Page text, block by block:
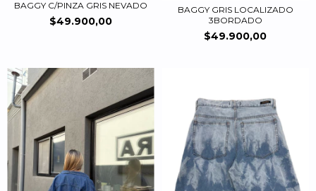
BAGGY C/PINZA GRIS NEVADO
$49.900,00
BAGGY GRIS LOCALIZADO
3BORDADO
$49.900,00